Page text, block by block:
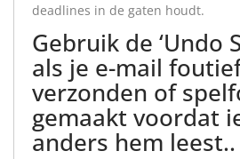
deadlines in de gaten houdt.
Gebruik de ‘Undo
als je e-mail
verzonden of
gemaakt voordat
anders hem leest..